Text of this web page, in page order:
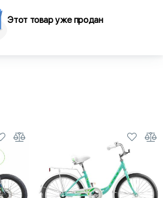
Этот товар уже продан